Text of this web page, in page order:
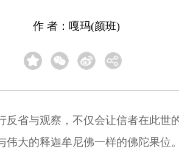
作 者：嘎玛(颜班)
省与观察，不仅会让信者在此
大的释迦牟尼佛一样的佛陀果位。